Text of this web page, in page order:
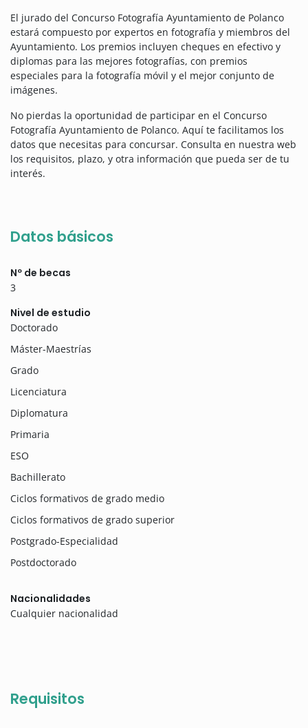
El jurado del Concurso Fotografía Ayuntamiento de Polanco
estará compuesto por expertos en fotografía y miembros del
Ayuntamiento. Los premios incluyen cheques en efectivo y
diplomas para las mejores fotografías, con premios
especiales para la fotografía móvil y el mejor conjunto de
imágenes.
No pierdas la oportunidad de participar en el Concurso
Fotografía Ayuntamiento de Polanco. Aquí te facilitamos los
datos que necesitas para concursar. Consulta en nuestra web
los requisitos, plazo, y otra información que pueda ser de tu
interés.
Datos básicos
Nº de becas
3
Nivel de estudio
Doctorado
Máster-Maestrías
Grado
Licenciatura
Diplomatura
Primaria
ESO
Bachillerato
Ciclos formativos de grado medio
Ciclos formativos de grado superior
Postgrado-Especialidad
Postdoctorado
Nacionalidades
Cualquier nacionalidad
Requisitos